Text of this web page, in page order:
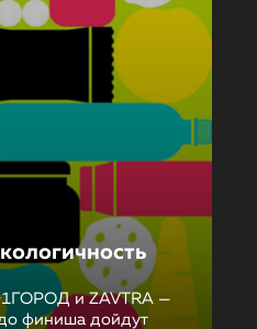
и ZAVTRA —
до финиша дойдут